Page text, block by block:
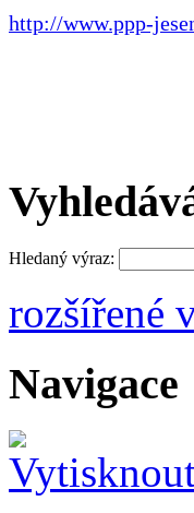
http://www.ppp-
Hledaný výraz:
rozšířené
Navigace